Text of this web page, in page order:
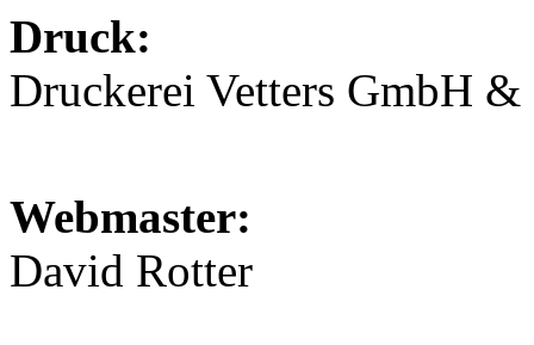
Druck:
Druckerei Vetters GmbH
Webmaster:
David Rotter